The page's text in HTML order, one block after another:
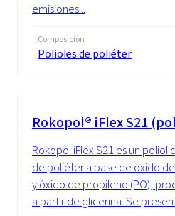
emisiones...
Composición
Polioles de poliéter
Rokopol® iFlex S21
Rokopol iFlex S21 es un poliol
de poliéter a base de óxido
y óxido de propileno (PO),
a partir de glicerina. Se